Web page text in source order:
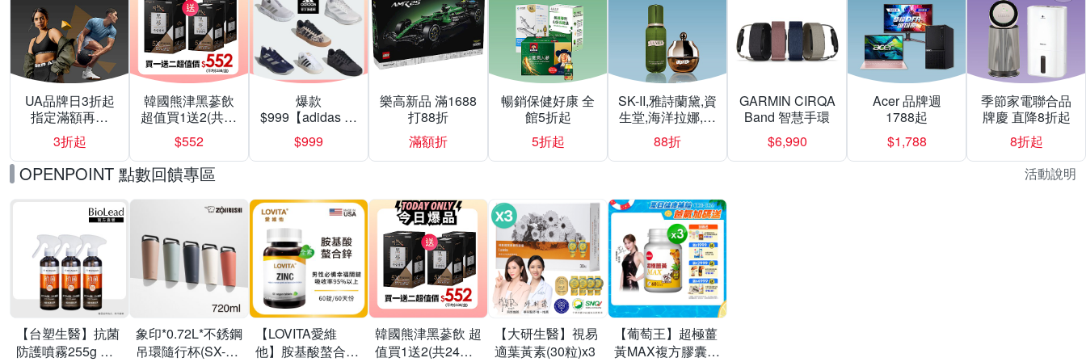
UA品牌日3折起
指定滿額再折
200
3折起
韓國熊津黑蔘飲
超值買1送2(共24
入組)
$552
爆款
$999【adidas 愛
迪達】男/女 精選
運動鞋休閒鞋 任
選均一價
$999
樂高新品 滿1688
打88折
滿額折
暢銷保健好康 全
館5折起
5折起
SK-II,雅詩蘭黛,資
生堂,海洋拉娜,赫
蓮娜▼結帳再折
88折
GARMIN CIRQA
Band 智慧手環
$6,990
Acer 品牌週
1788起
$1,788
季節家電聯合品
牌慶 直降8折起
8折起
OPENPOINT 點數回饋專區 活動說明
【台塑生醫】抗菌
防護噴霧255g 三
象印*0.72L*不銹鋼
吊環隨行杯(SX-
【LOVITA愛維
他】胺基酸螯合鋅
韓國熊津黑蔘飲 超
值買1送2(共24入
【大研生醫】視易
適葉黃素(30粒)x3
【葡萄王】超極薑
黃MAX複方膠囊